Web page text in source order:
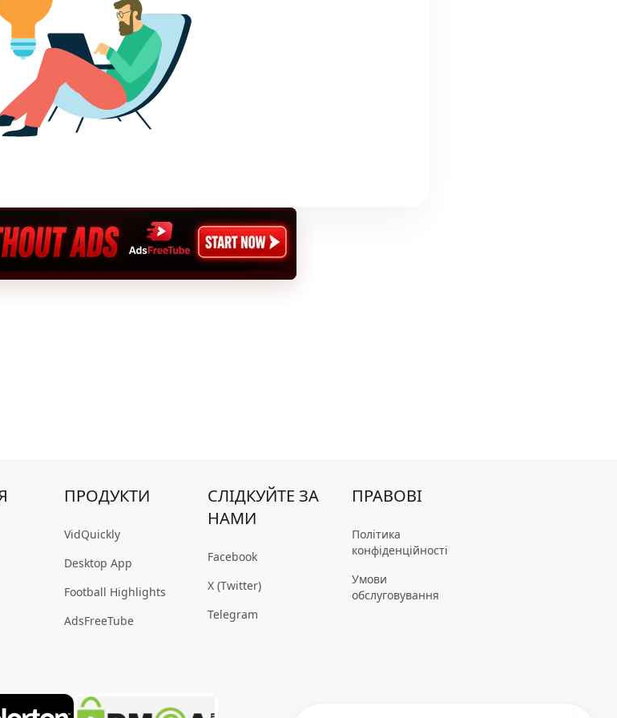
ПРОДУКТИ
VidQuickly
Desktop App
Football Highlights
AdsFreeTube
СЛІДКУЙТЕ ЗА
НАМИ
Facebook
X (Twitter)
Telegram
ПРАВОВІ
Політика
конфіденційності
Умови
обслуговування